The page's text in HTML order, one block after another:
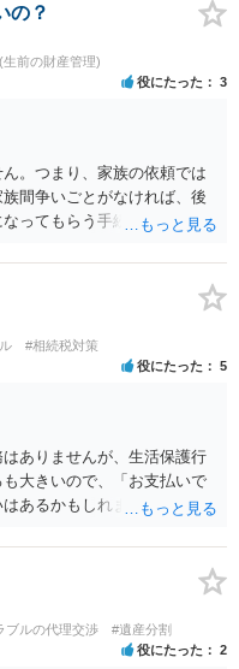
の？
前の財産管理)
役にたった 3
。つまり、家族の依頼では
間争いごとがなければ、後
ってもらう手続をすすめた
#相続税対策
役にたった 5
ありませんが、生活保護行
大きいので、「お支払いで
あるかもしれません。 通報
す。
ブルの代理交渉 #遺産分割
役にたった 2